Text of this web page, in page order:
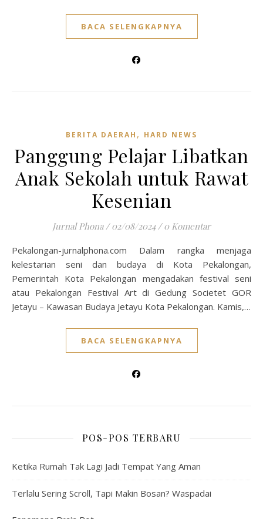
BACA SELENGKAPNYA
BERITA DAERAH , HARD NEWS
Panggung Pelajar Libatkan
Anak Sekolah untuk Rawat
Kesenian
Jurnal Phona / 02/08/2024 / 0 Komentar
Pekalongan-jurnalphona.com Dalam rangka menjaga
kelestarian seni dan budaya di Kota Pekalongan,
Pemerintah Kota Pekalongan mengadakan festival seni
atau Pekalongan Festival Art di Gedung Societet GOR
Jetayu – Kawasan Budaya Jetayu Kota Pekalongan. Kamis,…
BACA SELENGKAPNYA
POS-POS TERBARU
Ketika Rumah Tak Lagi Jadi Tempat Yang Aman
Terlalu Sering Scroll, Tapi Makin Bosan? Waspadai